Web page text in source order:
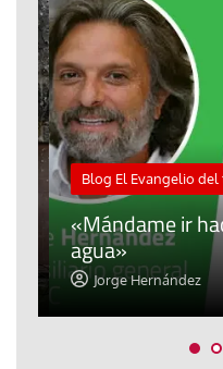
Blog El Evangelio del
«Mándame ir
agua»
Jorge Hernández